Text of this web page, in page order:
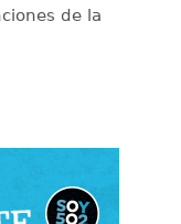
de la